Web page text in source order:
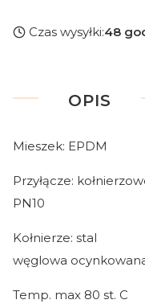
Czas wysyłki:48
OPIS
Mieszek: EPDM
Przyłącze:
PN10
Kołnierze: stal
węglowa
Temp. max 80 st. C